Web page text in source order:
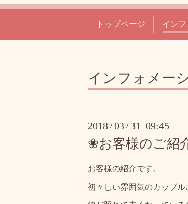
トップページ イン
インフォメー
2018 /03 / 31 09:45
❀お客様のご紹
お客様の紹介です。
初々しい雰囲気のカップ